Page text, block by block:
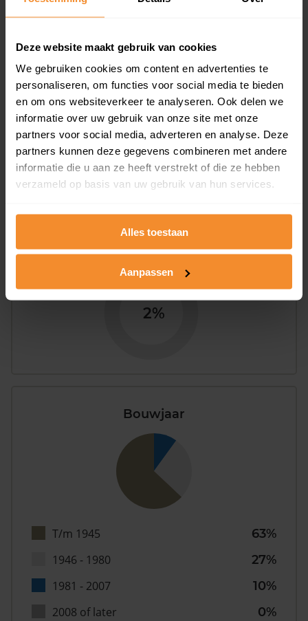
Deze website maakt gebruik van cookies
We gebruiken cookies om content en advertenties te
personaliseren, om functies voor social media te bieden
en om ons websiteverkeer te analyseren. Ook delen we
informatie over uw gebruik van onze site met onze
partners voor social media, adverteren en analyse. Deze
partners kunnen deze gegevens combineren met andere
informatie die u aan ze heeft verstrekt of die ze hebben
verzameld op basis van uw gebruik van hun services.
Alles toestaan
Aanpassen
24%
Koopwoningen
76%
Huurwoningen
Appartementen
2%
Bouwjaar
T/m 1945
63%
1946 - 1980
27%
1981 - 2007
10%
2008 of later
0%